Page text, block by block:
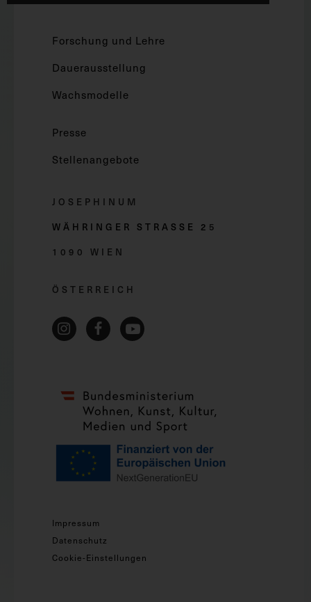
Forschung und Lehre
Dauerausstellung
Wachsmodelle
Presse
Stellenangebote
JOSEPHINUM
WÄHRINGER STRASSE 2 5
1090 WIEN
ÖSTERREICH
Impressum
Datenschutz
Cookie-Einstellungen